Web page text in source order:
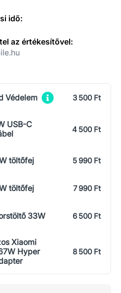
idő:
az értékesítővel:
Védelem 3 500 Ft
USB-C
4 500 Ft
töltőfej 5 990 Ft
töltőfej 7 990 Ft
33W 6 500 Ft
Xiaomi
Hyper
8 500 Ft